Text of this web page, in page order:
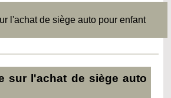
l'achat de siège auto pour enfant
sur l'achat de siège auto